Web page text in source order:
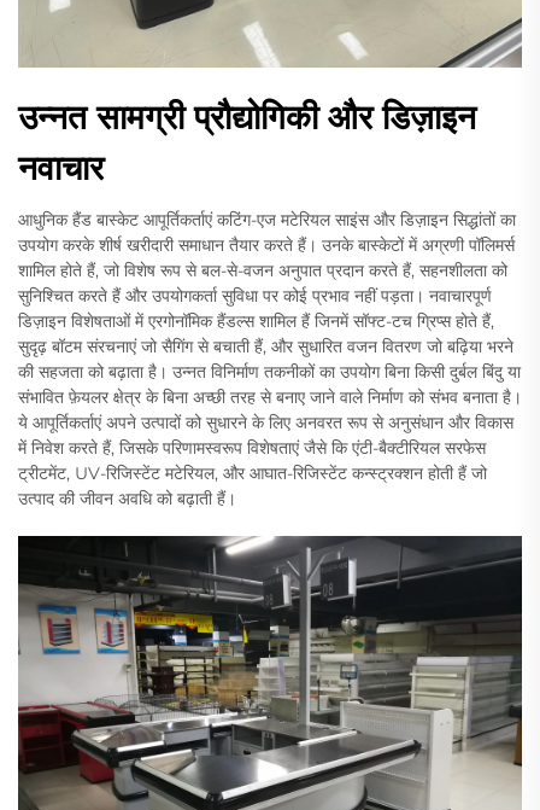
उन्नत सामग्री प्रौद्योगिकी और डिज़ाइन
नवाचार
आधुनिक हैंड बास्केट आपूर्तिकर्ताएं कटिंग-एज मटेरियल साइंस और डिज़ाइन सिद्धांतों का
उपयोग करके शीर्ष खरीदारी समाधान तैयार करते हैं। उनके बास्केटों में अग्रणी पॉलिमर्स
शामिल होते हैं, जो विशेष रूप से बल-से-वजन अनुपात प्रदान करते हैं, सहनशीलता को
सुनिश्चित करते हैं और उपयोगकर्ता सुविधा पर कोई प्रभाव नहीं पड़ता। नवाचारपूर्ण
डिज़ाइन विशेषताओं में एरगोनॉमिक हैंडल्स शामिल हैं जिनमें सॉफ्ट-टच ग्रिप्स होते हैं,
सुदृढ़ बॉटम संरचनाएं जो सैगिंग से बचाती हैं, और सुधारित वजन वितरण जो बढ़िया भरने
की सहजता को बढ़ाता है। उन्नत विनिर्माण तकनीकों का उपयोग बिना किसी दुर्बल बिंदु या
संभावित फ़ेयलर क्षेत्र के बिना अच्छी तरह से बनाए जाने वाले निर्माण को संभव बनाता है।
ये आपूर्तिकर्ताएं अपने उत्पादों को सुधारने के लिए अनवरत रूप से अनुसंधान और विकास
में निवेश करते हैं, जिसके परिणामस्वरूप विशेषताएं जैसे कि एंटी-बैक्टीरियल सरफेस
ट्रीटमेंट, UV-रिजिस्टेंट मटेरियल, और आघात-रिजिस्टेंट कन्स्ट्रक्शन होती हैं जो
उत्पाद की जीवन अवधि को बढ़ाती हैं।